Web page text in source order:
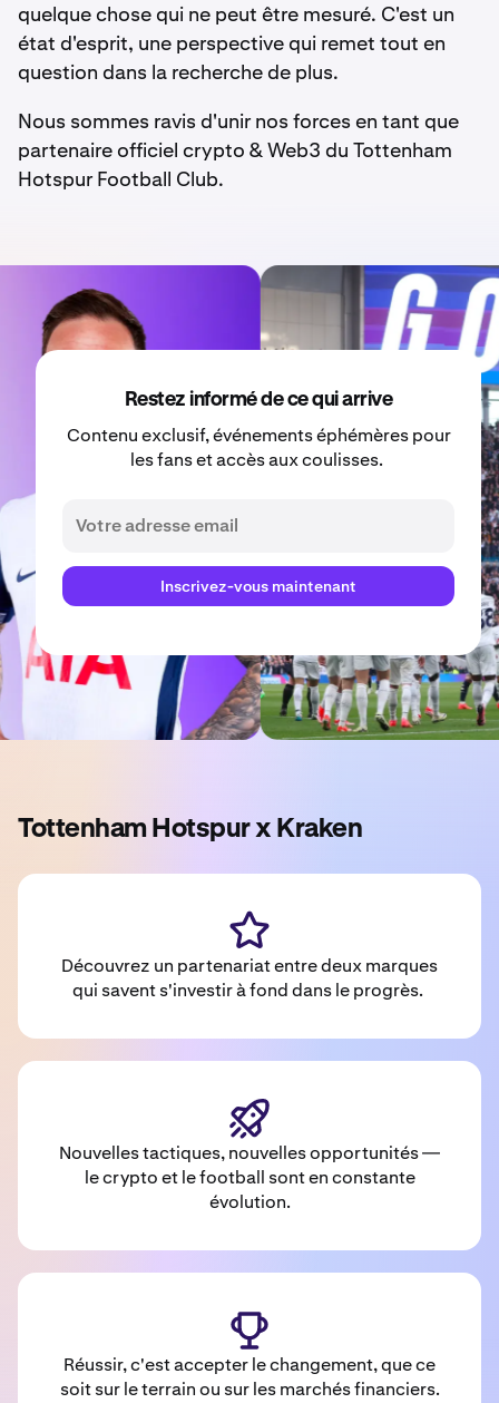
quelque chose qui ne peut être mesuré. C'est un
état d'esprit, une perspective qui remet tout en
question dans la recherche de plus.
Nous sommes ravis d'unir nos forces en tant que
partenaire officiel crypto & Web3 du Tottenham
Hotspur Football Club.
Restez informé de ce qui arrive
Contenu exclusif, événements éphémères pour
les fans et accès aux coulisses.
Inscrivez-vous maintenant
Tottenham Hotspur x Kraken
Découvrez un partenariat entre deux marques
qui savent s'investir à fond dans le progrès.
Nouvelles tactiques, nouvelles opportunités —
le crypto et le football sont en constante
évolution.
Réussir, c'est accepter le changement, que ce
soit sur le terrain ou sur les marchés financiers.